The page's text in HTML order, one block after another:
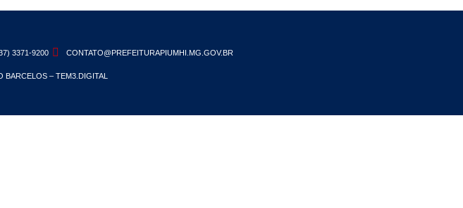
3371-9200 CONTATO@PREFEITURAPIUMHI.MG.GOV.BR
BARCELOS – TEM3.DIGITAL